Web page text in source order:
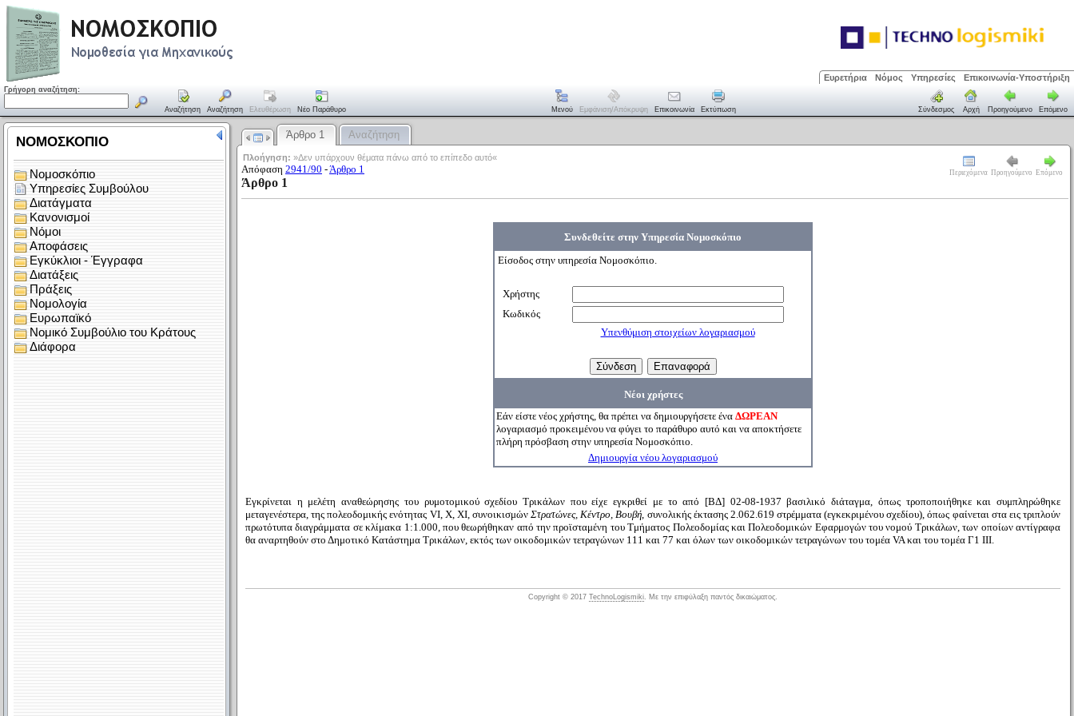
Ευρετήρια Νόμος Υπηρεσίες Επικοινωνία-Υποστήριξη
Γρήγορη αναζήτηση:
Αναζήτηση Αναζήτηση Ελευθέρωση Νέο Παράθυρο Μενού Εμφάνιση/απόκρυψη Επικοινωνία Εκτύπωση Σύνδεσμος Αρχή Προηγούμενο Επόμενο
Άρθρο 1 Αναζήτηση